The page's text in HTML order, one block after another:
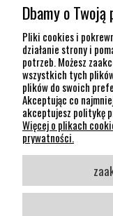
KONTAKT
12 307 26 20
Kraków, 30-704 Na Dołach
SOCIAL MEDIA
Śledź nas
Dbamy o
Pliki cookies i
działanie strony i
potrzeb. Możesz
wszystkich tych
plików do swoich
Akceptując co
akceptujesz politykę
Więcej o plikach
prywatności.